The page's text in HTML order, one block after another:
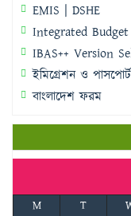
EMIS | DSHE
Integrated
IBAS++ Version
ইমিগ্রেশন ও
বাংলাদেশ ফরম
M
T